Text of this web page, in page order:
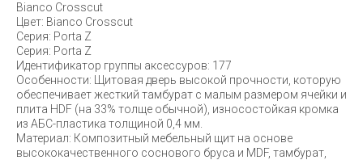
Bianco Crosscut
Цвет: Bianco Crosscut
Серия: Porta Z
Серия: Porta Z
Идентификатор группы аксессуров: 177
Особенности: Щитовая дверь высокой прочности, которую
обеспечивает жесткий тамбурат с малым размером ячейки и
плита HDF (на 33% толще обычной), износостойкая кромка
из АБС-пластика толщиной 0,4 мм.
Материал: Композитный мебельный щит на основе
высококачественного соснового бруса и MDF, тамбурат,